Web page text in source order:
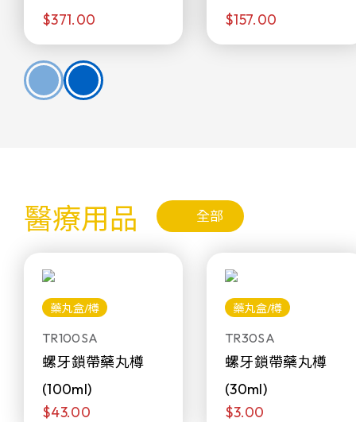
$371.00 $157.00
醫療用品 全部
藥丸盒/樽
TR100SA
螺牙鎖帶藥丸樽
(100ml)
$43.00
藥丸盒/樽
TR30SA
螺牙鎖帶藥丸樽
(30ml)
$3.00